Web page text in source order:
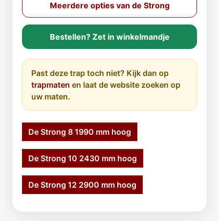
Meerdere opties van de Strong
Bestellen? Zet in winkelmandje
Past deze trap toch niet? Kijk dan op
trapmaten en laat de website zoeken op
uw maten.
De Strong 8 1990 mm hoog
De Strong 10 2430 mm hoog
De Strong 12 2900 mm hoog